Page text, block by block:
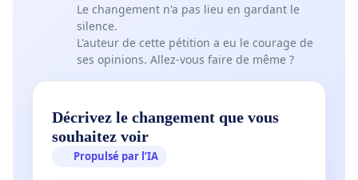
Le changement n'a pas lieu en gardant le
silence.
L'auteur de cette pétition a eu le courage de
ses opinions. Allez-vous faire de même ?
Décrivez le changement que vous
souhaitez voir
Propulsé par l’IA